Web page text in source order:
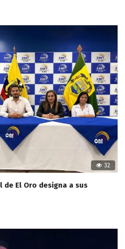
32
El Oro designa a sus